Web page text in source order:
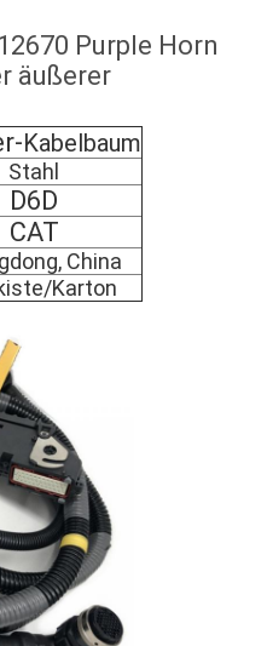
Purple Horn
äußerer
Kabelbaum
Stahl
D6D
CAT
China
Karton